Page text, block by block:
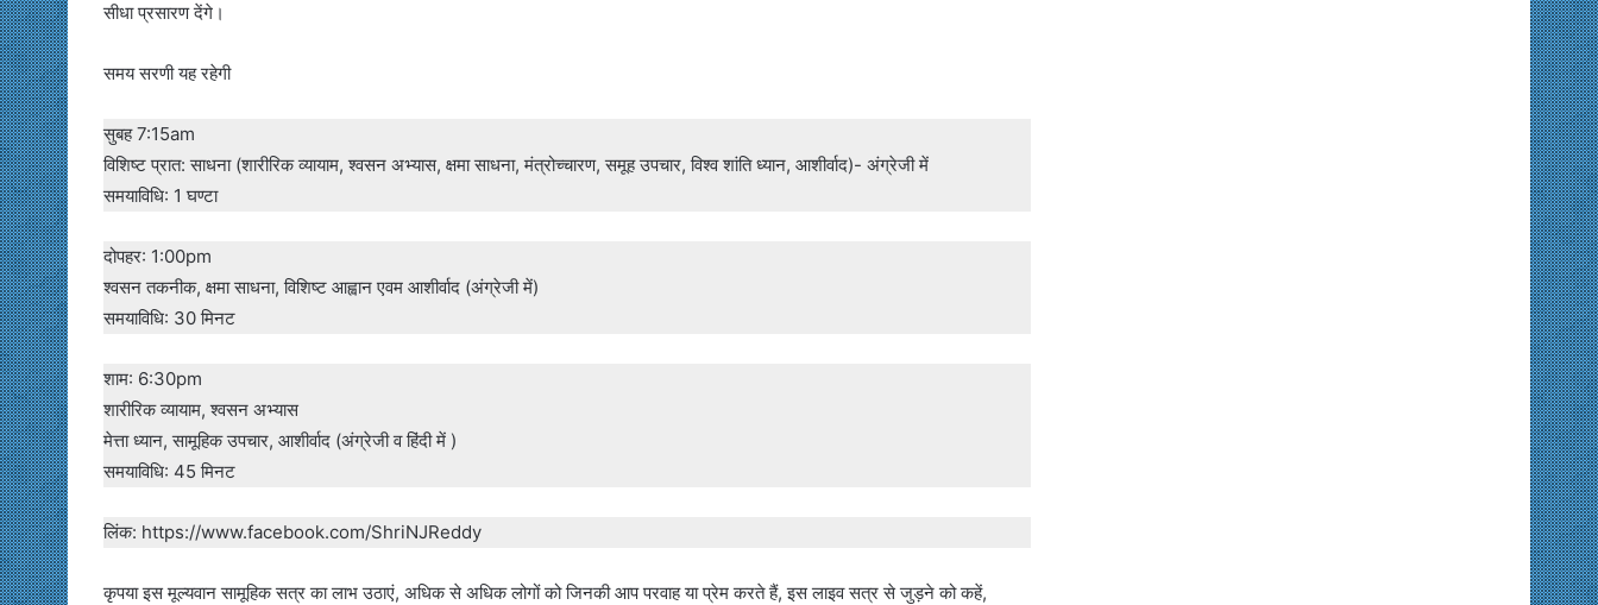
सीधा प्रसारण देंगे।
समय सरणी यह रहेगी
सुबह 7:15am
विशिष्ट प्रात: साधना (शारीरिक व्यायाम, श्वसन अभ्यास, क्षमा साधना, मंत्रोच्चारण, समूह उपचार, विश्व शांति ध्यान, आशीर्वाद)- अंग्रेजी में
समयाविधि: 1 घण्टा
दोपहर: 1:00pm
श्वसन तकनीक, क्षमा साधना, विशिष्ट आह्वान एवम आशीर्वाद (अंग्रेजी में)
समयाविधि: 30 मिनट
शाम: 6:30pm
शारीरिक व्यायाम, श्वसन अभ्यास
मेत्ता ध्यान, सामूहिक उपचार, आशीर्वाद (अंग्रेजी व हिंदी में )
समयाविधि: 45 मिनट
लिंक: https://www.facebook.com/ShriNJReddy
कृपया इस मूल्यवान सामूहिक सत्र का लाभ उठाएं, अधिक से अधिक लोगों को जिनकी आप परवाह या प्रेम करते हैं, इस लाइव सत्र से जुड़ने को कहें,